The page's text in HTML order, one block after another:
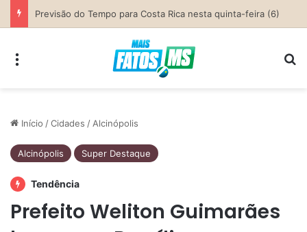
Parceria entre Costa Rica e Alcinópolis entrega ponte de concreto e fortalece infraestrutura na região das lavouras do Engano
Início /Cidades / Alcinópolis
Alcinópolis Super Destaque
Tendência
Prefeito Weliton Guimarães